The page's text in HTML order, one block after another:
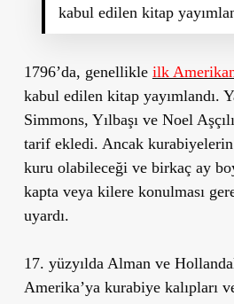
kabul edilen kitap
1796’da, genellikle ilk
kabul edilen kitap yayımlandı.
Simmons, Yılbaşı ve Noel
tarif ekledi. Ancak kurabiyelerin
kuru olabileceği ve birkaç ay
kapta veya kilere konulması
uyardı.
17. yüzyılda Alman ve
Amerika’ya kurabiye kalıpları